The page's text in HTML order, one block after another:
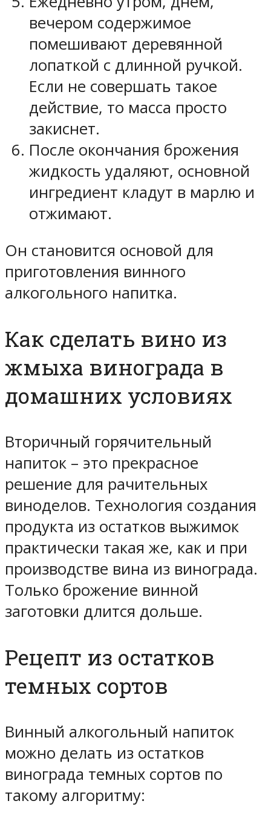
вечером содержимое
помешивают деревянной
лопаткой с длинной ручкой.
Если не совершать такое
действие, то масса просто
закиснет.
После окончания брожения
жидкость удаляют, основной
ингредиент кладут в марлю и
отжимают.
Он становится основой для
приготовления винного
алкогольного напитка.
Как сделать вино из
жмыха винограда в
домашних условиях
Вторичный горячительный
напиток – это прекрасное
решение для рачительных
виноделов. Технология создания
продукта из остатков выжимок
практически такая же, как и при
производстве вина из винограда.
Только брожение винной
заготовки длится дольше.
Рецепт из остатков
темных сортов
Винный алкогольный напиток
можно делать из остатков
винограда темных сортов по
такому алгоритму: